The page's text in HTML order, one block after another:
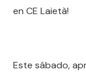
en CE Laietà!
Este sábado,